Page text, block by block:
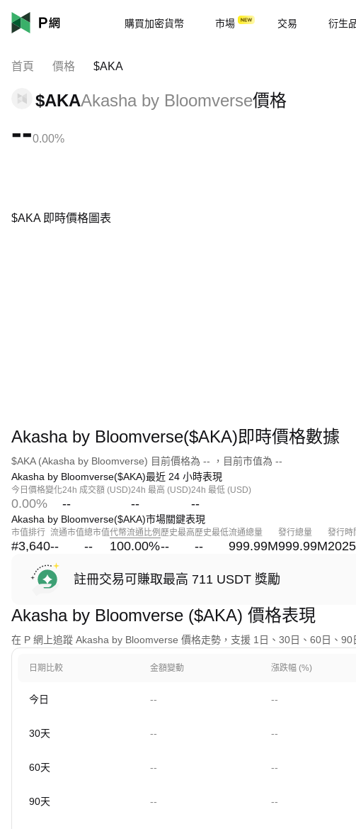
購買加密貨幣 市場 交易 衍生
首頁 價格 $AKA
$AKAAkasha by Bloomverse價格
--0.00%
$AKA 即時價格圖表
Akasha by Bloomverse($AKA)即時價格數據
$AKA (Akasha by Bloomverse) 目前價格為 -- ，目前市值為 --
Akasha by Bloomverse($AKA)最近 24 小時表現
今日價格變化
0.00%
24h 成交額 (USD)
--
24h 最高 (USD)
--
24h 最低 (USD)
--
Akasha by Bloomverse($AKA)市場關鍵表現
市值排行
#3,640
流通市值
--
總市值
--
代幣流通比例
100.00%
歷史最高
--
歷史最低
--
流通總量
999.99M
發行總量
999.99M
發行時
註冊交易可賺取最高 711 USDT 獎勵
Akasha by Bloomverse ($AKA) 價格表現
在 P 網上追蹤 Akasha by Bloomverse 價格走勢，支援 1日、30日、60日、
日期比較 金額變動 漲跌幅 (%)
今日 -- --
30天 -- --
60天 -- --
90天 -- --